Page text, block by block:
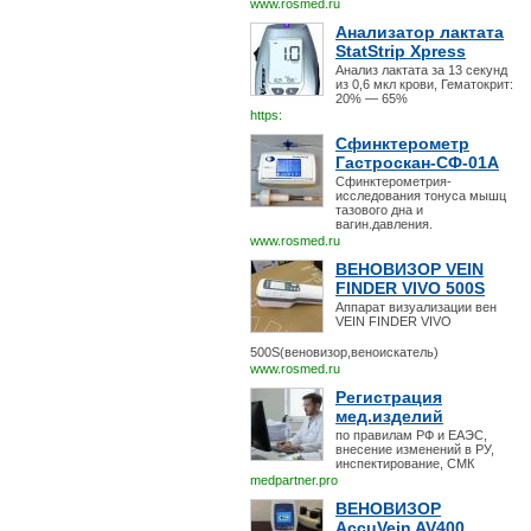
www.rosmed.ru
Анализатор лактата
StatStrip Xpress
Анализ лактата за 13 секунд
из 0,6 мкл крови, Гематокрит:
20% — 65%
https:
Сфинктерометр
Гастроскан-СФ-01А
Сфинктерометрия-
исследования тонуса мышц
тазового дна и
вагин.давления.
www.rosmed.ru
ВЕНОВИЗОР VEIN
FINDER VIVO 500S
Аппарат визуализации вен
VEIN FINDER VIVO
500S(веновизор,веноискатель)
www.rosmed.ru
Регистрация
мед.изделий
по правилам РФ и ЕАЭС,
внесение изменений в РУ,
инспектирование, СМК
medpartner.pro
ВЕНОВИЗОР